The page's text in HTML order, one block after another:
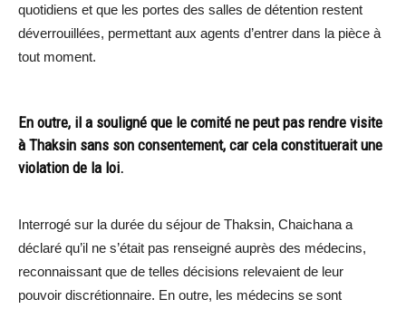
quotidiens et que les portes des salles de détention restent
déverrouillées, permettant aux agents d’entrer dans la pièce à
tout moment.
En outre, il a souligné que le comité ne peut pas rendre visite
à Thaksin sans son consentement, car cela constituerait une
violation de la loi.
Interrogé sur la durée du séjour de Thaksin, Chaichana a
déclaré qu’il ne s’était pas renseigné auprès des médecins,
reconnaissant que de telles décisions relevaient de leur
pouvoir discrétionnaire. En outre, les médecins se sont